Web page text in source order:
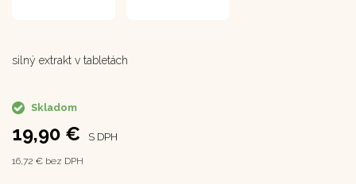
silný extrakt v tabletách
Skladom
19,90 € S DPH
16,72 € bez DPH